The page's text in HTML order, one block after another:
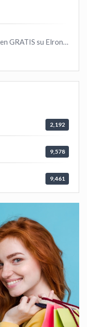
Come ottenere MEX Token GRATIS su Elrond ?
2,192
9,578
9,461